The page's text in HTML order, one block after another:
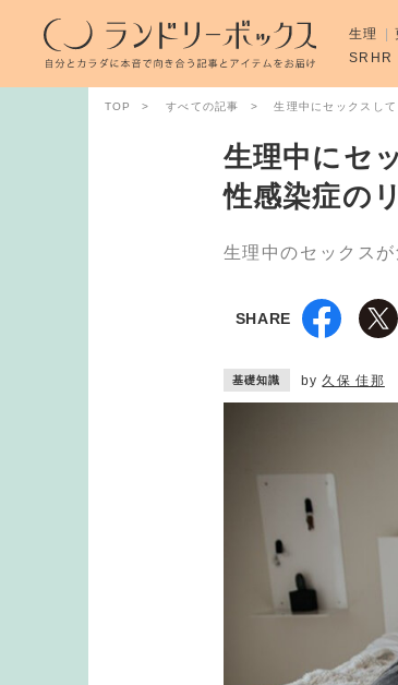
TOP すべての記事 生理中にセックスし
生理中にセ
性感染症の
生理中のセックス
SHARE
基礎知識 by 久保 佳那
生理
SRHR